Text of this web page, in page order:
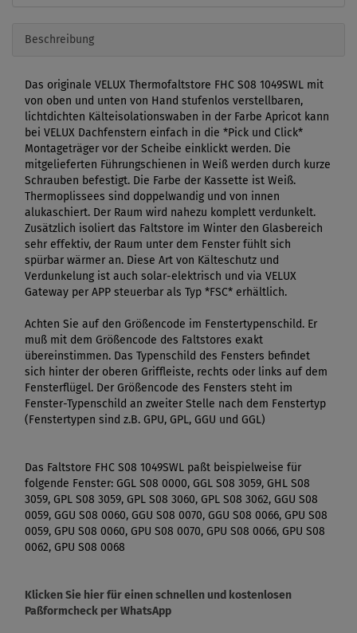
Beschreibung
Das originale VELUX Thermofaltstore FHC S08 1049SWL mit
von oben und unten von Hand stufenlos verstellbaren,
lichtdichten Kälteisolationswaben in der Farbe Apricot kann
bei VELUX Dachfenstern einfach in die *Pick und Click*
Montageträger vor der Scheibe einklickt werden. Die
mitgelieferten Führungschienen in Weiß werden durch kurze
Schrauben befestigt. Die Farbe der Kassette ist Weiß.
Thermoplissees sind doppelwandig und von innen
alukaschiert. Der Raum wird nahezu komplett verdunkelt.
Zusätzlich isoliert das Faltstore im Winter den Glasbereich
sehr effektiv, der Raum unter dem Fenster fühlt sich
spürbar wärmer an. Diese Art von Kälteschutz und
Verdunkelung ist auch solar-elektrisch und via VELUX
Gateway per APP steuerbar als Typ *FSC* erhältlich.
Achten Sie auf den Größencode im Fenstertypenschild. Er
muß mit dem Größencode des Faltstores exakt
übereinstimmen. Das Typenschild des Fensters befindet
sich hinter der oberen Griffleiste, rechts oder links auf dem
Fensterflügel. Der Größencode des Fensters steht im
Fenster-Typenschild an zweiter Stelle nach dem Fenstertyp
(Fenstertypen sind z.B. GPU, GPL, GGU und GGL)
Das Faltstore FHC S08 1049SWL paßt beispielweise für
folgende Fenster: GGL S08 0000, GGL S08 3059, GHL S08
3059, GPL S08 3059, GPL S08 3060, GPL S08 3062, GGU S08
0059, GGU S08 0060, GGU S08 0070, GGU S08 0066, GPU S08
0059, GPU S08 0060, GPU S08 0070, GPU S08 0066, GPU S08
0062, GPU S08 0068
Klicken Sie hier für einen schnellen und kostenlosen
Paßformcheck per WhatsApp